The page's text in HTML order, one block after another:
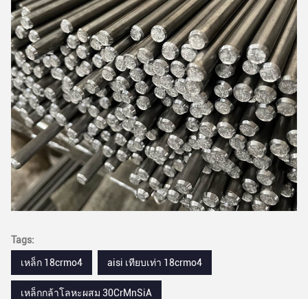
Tags:
เหล็ก 18crmo4 aisi เทียบเท่า 18crmo4
เหล็กกล้าโลหะผสม 30CrMnSiA